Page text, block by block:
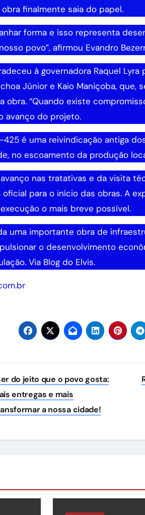
finalmente saia do papel.
forma e isso representa
povo”, afirmou Evandro
à governadora Raquel
Júnior e Kaio Maniçoba, que,
obra. “Quando existe
avanço do projeto.
é uma reivindicação antiga
no escoamento da produção
nas tratativas e da visita
para o início das obras. A
o mais breve possível.
uma importante obra de
o desenvolvimento
Via Blog do Elvis.
do jeito que o povo gosta:
entregas e mais
a nossa cidade!